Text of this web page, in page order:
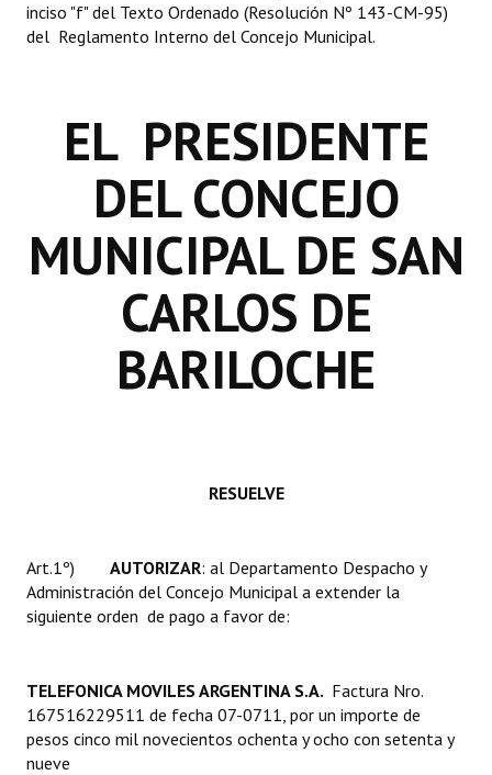
Audiencias Públicas - Registro
Ciudadano Ilustre - Registro
Banca del Vecino - Registro
Huéspedes de Honor - Registro
Antiguos Pobladores - Registro
Reconocimientos - Registro
Bariloche, Municipio intercultural
inciso "f" del Texto Ordenado (Resolución Nº 143-CM-95)
del Reglamento Interno del Concejo Municipal.
EL PRESIDENTE
DEL CONCEJO
MUNICIPAL DE SAN
CARLOS DE
BARILOCHE
RESUELVE
Art.1º) AUTORIZAR: al Departamento Despacho y
Administración del Concejo Municipal a extender la
siguiente orden de pago a favor de:
TELEFONICA MOVILES ARGENTINA S.A. Factura Nro.
167516229511 de fecha 07-0711, por un importe de
pesos cinco mil novecientos ochenta y ocho con setenta y
nueve